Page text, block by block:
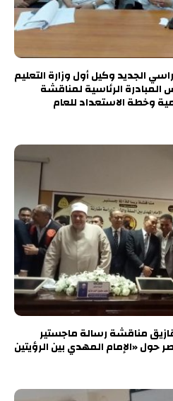
الجديد وكيل أول وزارة التعليم
الرئاسية لمناقشة
وخطة الاستعداد للعام
مناقشة رسالة ماجستير
حول «الإمام المهدي بين الرؤيتين